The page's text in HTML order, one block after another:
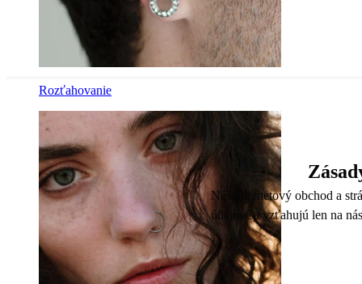
Rozťahovanie
Náš internetový obchod a
údajov sa vzťahujú len na